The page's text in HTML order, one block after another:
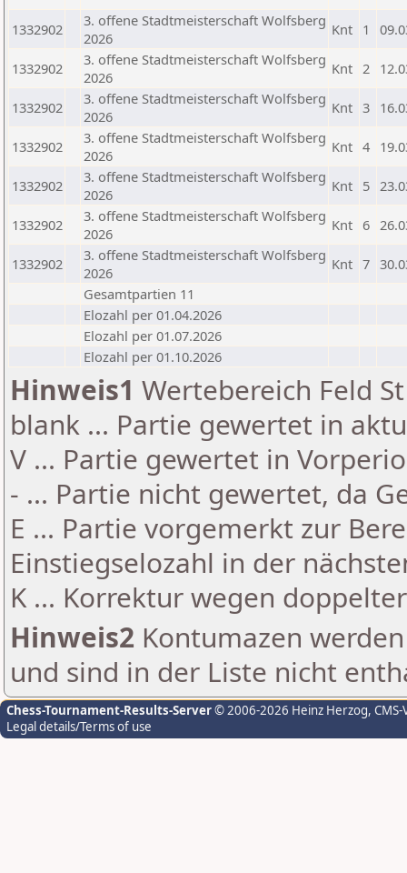
1332902
3. offene Stadtmeisterschaft Wolfsberg
2026
Knt 1
1332902
3. offene Stadtmeisterschaft Wolfsberg
2026
Knt 2
1332902
3. offene Stadtmeisterschaft Wolfsberg
2026
Knt 3
1332902
3. offene Stadtmeisterschaft Wolfsberg
2026
Knt 4
1332902
3. offene Stadtmeisterschaft Wolfsberg
2026
Knt 5
1332902
3. offene Stadtmeisterschaft Wolfsberg
2026
Knt 6
1332902
3. offene Stadtmeisterschaft Wolfsberg
2026
Knt 7
Gesamtpartien 11
Elozahl per 01.04.2026
Elozahl per 01.07.2026
Elozahl per 01.10.2026
Hinweis1 Wertebereich Feld
blank ... Partie gewertet in
V ... Partie gewertet in
- ... Partie nicht gewertet, da
E ... Partie vorgemerkt zur
Einstiegselozahl in der
K ... Korrektur wegen
Hinweis2 Kontumazen
und sind in der Liste nicht
Chess-Tournament-Results-Server© 2006-2026 Heinz Herzog,
Legal details/Terms of use